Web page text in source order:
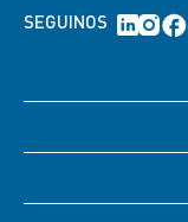
SEGUINOS